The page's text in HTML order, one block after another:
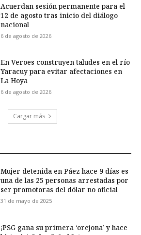
Acuerdan sesión permanente para el
12 de agosto tras inicio del diálogo
nacional
6 de agosto de 2026
En Veroes construyen taludes en el río
Yaracuy para evitar afectaciones en
La Hoya
6 de agosto de 2026
Cargar más
Mujer detenida en Páez hace 9 días es
una de las 25 personas arrestadas por
ser promotoras del dólar no oficial
31 de mayo de 2025
¡PSG gana su primera ‘orejona’ y hace